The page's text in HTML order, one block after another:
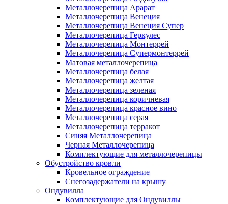
Металлочерепица Арарат
Металлочерепица Венеция
Металлочерепица Венеция Супер
Металлочерепица Геркулес
Металлочерепица Монтеррей
Металлочерепица Супермонтеррей
Матовая металлочерепица
Металлочерепица белая
Металлочерепица желтая
Металлочерепица зеленая
Металлочерепица коричневая
Металлочерепица красное вино
Металлочерепица серая
Металлочерепица терракот
Синяя Металлочерепица
Черная Металлочерепица
Комплектующие для металлочерепицы
Обустройство кровли
Кровельное ограждение
Снегозадержатели на крышу
Ондувилла
Комплектующие для Ондувиллы